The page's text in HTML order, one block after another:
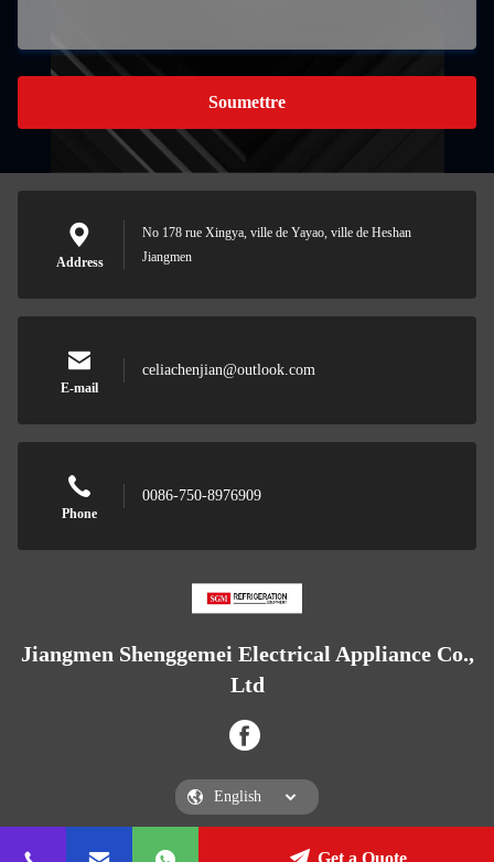
Soumettre
Address
No 178 rue Xingya, ville de Yayao, ville de Heshan
Jiangmen
E-mail
celiachenjian@outlook.com
Phone
0086-750-8976909
Jiangmen Shenggemei Electrical Appliance Co.,
Ltd